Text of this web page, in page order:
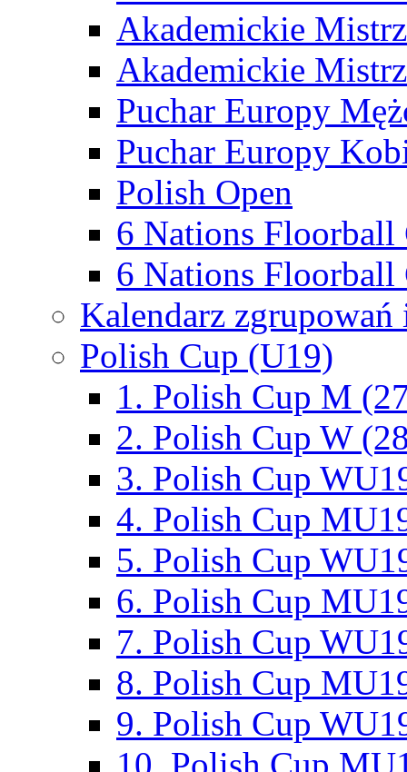
Akademickie
Akademickie
Puchar Europy
Puchar Europy
Polish Open
6 Nations Floorball
6 Nations Floorball
Kalendarz
Polish Cup (U19)
1. Polish Cup M
2. Polish Cup W
3. Polish Cup
4. Polish Cup
5. Polish Cup
6. Polish Cup
7. Polish Cup
8. Polish Cup
9. Polish Cup
10. Polish Cup